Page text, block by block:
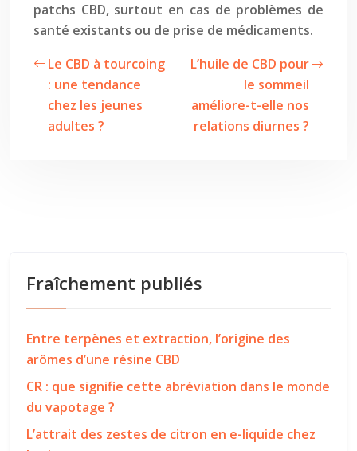
patchs CBD, surtout en cas de problèmes de
santé existants ou de prise de médicaments.
Le CBD à tourcoing
: une tendance
chez les jeunes
adultes ?
L’huile de CBD pour
le sommeil
améliore-t-elle nos
relations diurnes ?
Fraîchement publiés
Entre terpènes et extraction, l’origine des
arômes d’une résine CBD
CR : que signifie cette abréviation dans le monde
du vapotage ?
L’attrait des zestes de citron en e-liquide chez